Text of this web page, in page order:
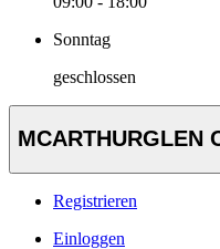
Sonntag
geschlossen
MCARTHURGLEN
Registrieren
Einloggen